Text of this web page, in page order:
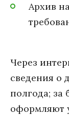
Архив
Через
сведения о
полгода;
оформляют